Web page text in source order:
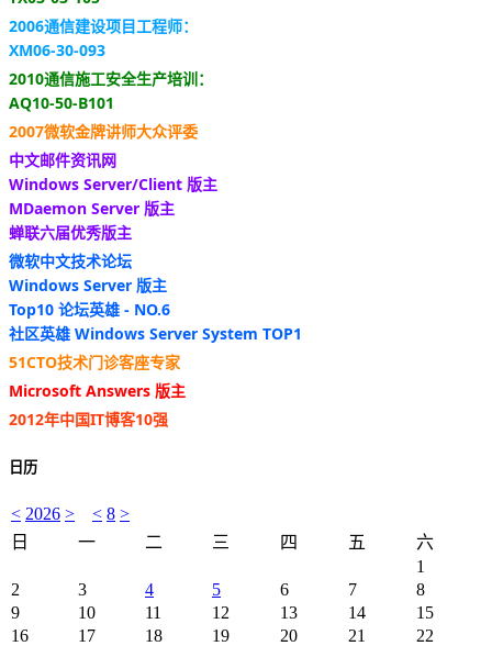
2006通信建设项目工程师：
XM06-30-093
2010通信施工安全生产培训：
AQ10-50-B101
2007微软金牌讲师大众评委
中文邮件资讯网
Windows Server/Client 版主
MDaemon Server 版主
蝉联六届优秀版主
微软中文技术论坛
Windows Server 版主
Top10 论坛英雄 - NO.6
社区英雄 Windows Server System TOP1
51CTO技术门诊客座专家
Microsoft Answers 版主
2012年中国IT博客10强
日历
< 2026 > < 8 >
日
一 二 三 四 五
六
1
2
3 4 5 6 7
8
9
10 11 12 13 14
15
16
17 18 19 20 21
22